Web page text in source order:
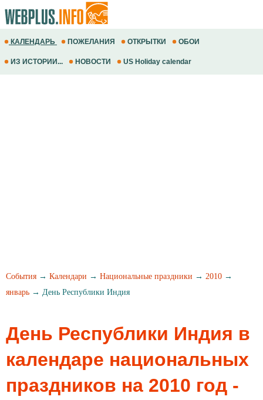
КАЛЕНДАРЬ ПОЖЕЛАНИЯ ОТКРЫТКИ ОБОИ
ИЗ ИСТОРИИ... НОВОСТИ US Holiday calendar
События → Календари → Национальные праздники → 2010 →
январь → День Республики Индия
День Республики Индия в
календаре национальных
праздников на 2010 год -